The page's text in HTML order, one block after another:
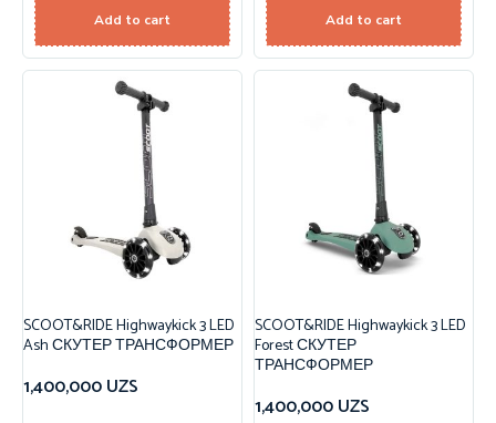
Add to cart Add to cart
SCOOT&RIDE Highwaykick 3 LED
Ash СКУТЕР ТРАНСФОРМЕР
1,400,000UZS
SCOOT&RIDE Highwaykick 3 LED
Forest СКУТЕР
ТРАНСФОРМЕР
1,400,000UZS